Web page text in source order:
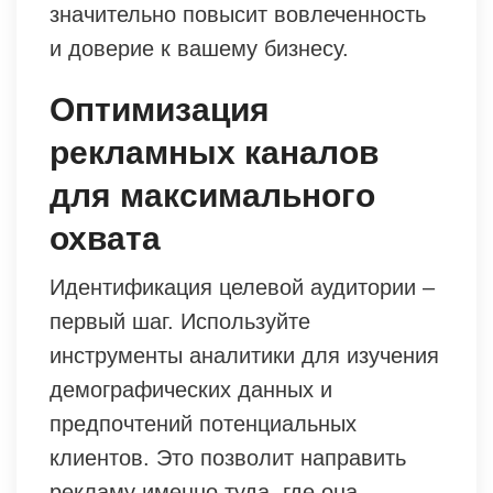
значительно повысит вовлеченность
и доверие к вашему бизнесу.
Оптимизация
рекламных каналов
для максимального
охвата
Идентификация целевой аудитории –
первый шаг. Используйте
инструменты аналитики для изучения
демографических данных и
предпочтений потенциальных
клиентов. Это позволит направить